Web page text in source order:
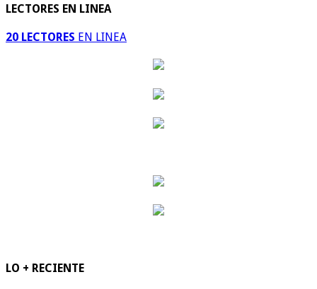
LECTORES EN LINEA
20 LECTORES EN LINEA
LO + RECIENTE